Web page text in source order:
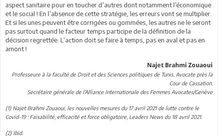
aspect sanitaire pour en toucher d’autres dont notamment l’économique
et le social ! En l’absence de cette stratégie, les erreurs vont se multiplier.
Et si les unes peuvent être corrigées ou gommées, les autres ne le seront
pas surtout quand le facteur temps participe de la définition de la
décision regrettée. L’action doit se faire à temps, pas en aval et pas en
amont !
Najet Brahmi Zouaoui
Professeure à la faculté de Droit et des Sciences politiques de Tunis. Avocate près la
Cour de Cassation.
Secrétaire générale de l’Alliance Internationale des Femmes Avocates/Genève
(1) Najet Brahmi Zouaoui, les nouvelles mesures du 17 avril 2021 de lutte contre le
Covid-19 : Faisabilité, efficacité et force obligatoire, Leaders News du 18 avril 2021.
(2) Ibid.